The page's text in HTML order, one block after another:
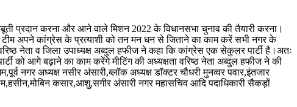
प्रदान करना और आने वाले मिशन 2022 के विधानसभा चुनाव की तैयारी करना।
टीम अपने कांग्रेस के प्रत्याशी को तन मन धन से जिताने का काम करें सभी नगर के
नेता व जिला उपाध्यक्ष अब्दुल हफीज ने कहा कि कांग्रेस एक सेकुलर पार्टी है।अतः
को आगे बढ़ाने का काम करेंगे मीटिंग की अध्यक्षता वरिष्ठ नेता अब्दुल हफीज ने की
नगर अध्यक्ष नसीर अंसारी,ब्लॉक अध्यक्ष डॉक्टर चौधरी मुनव्वर पवार,इंतजार
कसार,आशु,सगीर अंसारी नगर महासचिव आदि पदाधिकारी सैकड़ों